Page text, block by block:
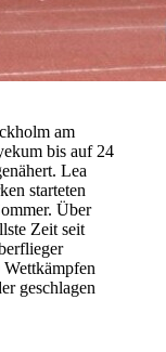
am
bis auf 24
Lea
starteten
Über
Zeit seit
geschlagen